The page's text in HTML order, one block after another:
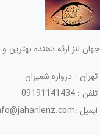
جهان لنز ارئه دهنده
تهران - دروازه شمیران
تلفن : 09191141434
ایمیل :info@jahanlenz.com